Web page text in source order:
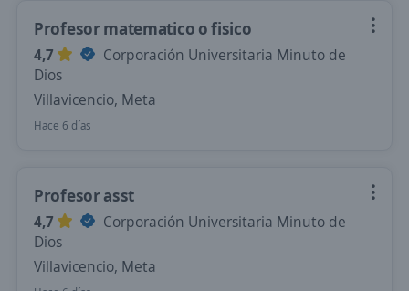
Profesor matematico o fisico
4,7
Corporación Universitaria Minuto de
Dios
Villavicencio, Meta
Hace 6 días
Profesor asst
4,7
Corporación Universitaria Minuto de
Dios
Villavicencio, Meta